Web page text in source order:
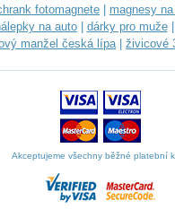
fotomagnete magnesy
na auto| dárky pro muže|
manžel česká lípa| živicové
Akceptujeme všechny běžné platební